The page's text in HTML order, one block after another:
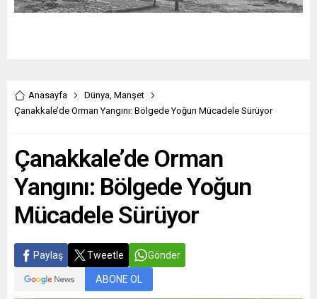
Anasayfa Dünya, Manşet
Çanakkale’de Orman Yangını: Bölgede Yoğun Mücadele Sürüyor
Çanakkale’de Orman
Yangını: Bölgede Yoğun
Mücadele Sürüyor
Paylaş Tweetle Gönder
ABONE OL